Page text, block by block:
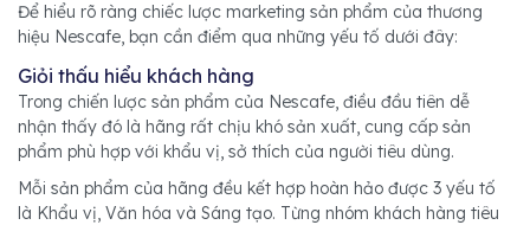
Để hiểu rõ ràng chiếc lược marketing sản phẩm của thương
hiệu Nescafe, bạn cần điểm qua những yếu tố dưới đây:
Giỏi thấu hiểu khách hàng
Trong chiến lược sản phẩm của Nescafe, điều đầu tiên dễ
nhận thấy đó là hãng rất chịu khó sản xuất, cung cấp sản
phẩm phù hợp với khẩu vị, sở thích của người tiêu dùng.
Mỗi sản phẩm của hãng đều kết hợp hoàn hảo được 3 yếu tố
là Khẩu vị, Văn hóa và Sáng tạo. Từng nhóm khách hàng tiêu